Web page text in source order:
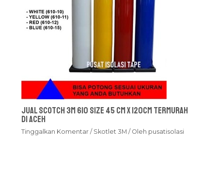
Jual Scotch 3M 610 Size 45 cm x 120cm Termurah
Di Aceh
Tinggalkan Komentar / Skotlet 3M / Oleh pusatisolasi